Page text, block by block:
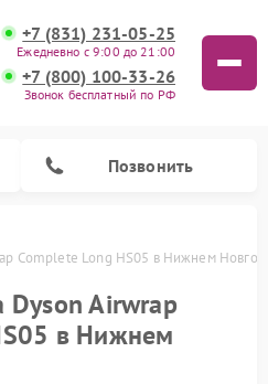
+7 (831) 231-05-25
Ежедневно с 9:00 до 21:00
+7 (800) 100-33-26
Звонок бесплатный по РФ
Позвонить
Complete Long HS05 в Нижнем
Dyson Airwrap
в Нижнем